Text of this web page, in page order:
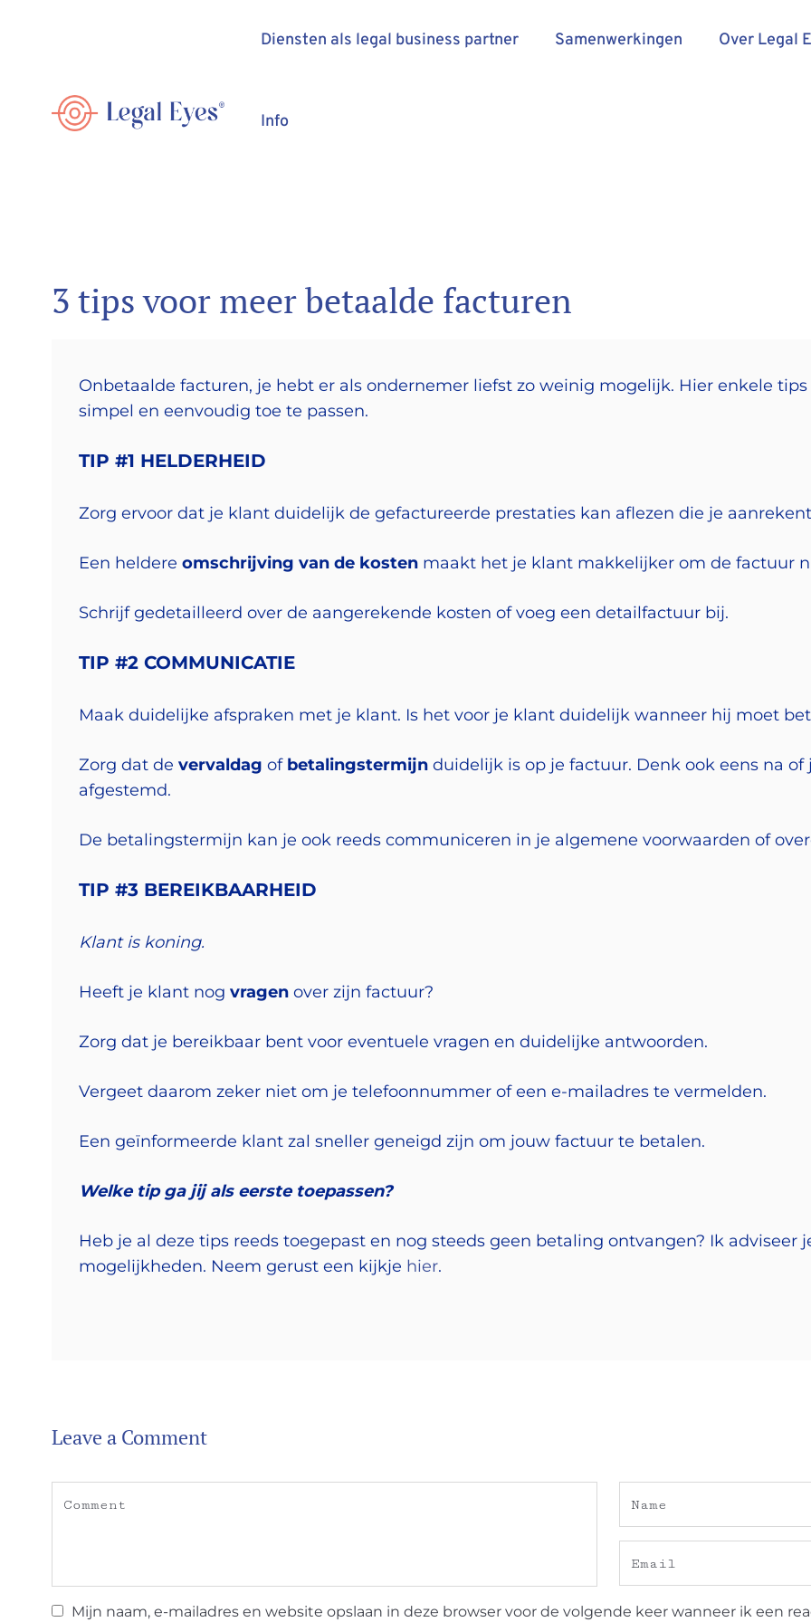
Diensten als legal business partner Samenwerkingen Over Legal
Info
3 tips voor meer betaalde facturen
Onbetaalde facturen, je hebt er als ondernemer liefst zo weinig mogelijk. Hier enkele
simpel en eenvoudig toe te passen.
TIP #1 HELDERHEID
Zorg ervoor dat je klant duidelijk de gefactureerde prestaties kan aflezen die je
Een heldere omschrijving van de kosten maakt het je klant makkelijker om de factuur
Schrijf gedetailleerd over de aangerekende kosten of voeg een detailfactuur bij.
TIP #2 COMMUNICATIE
Maak duidelijke afspraken met je klant. Is het voor je klant duidelijk wanneer hij moet
Zorg dat de vervaldag of betalingstermijn duidelijk is op je factuur. Denk ook eens na
afgestemd.
De betalingstermijn kan je ook reeds communiceren in je algemene voorwaarden of
TIP #3 BEREIKBAARHEID
Klant is koning.
Heeft je klant nog vragen over zijn factuur?
Zorg dat je bereikbaar bent voor eventuele vragen en duidelijke antwoorden.
Vergeet daarom zeker niet om je telefoonnummer of een e-mailadres te vermelden.
Een geïnformeerde klant zal sneller geneigd zijn om jouw factuur te betalen.
Welke tip ga jij als eerste toepassen?
Heb je al deze tips reeds toegepast en nog steeds geen betaling ontvangen? Ik adviseer
mogelijkheden. Neem gerust een kijkje hier.
Leave a Comment
Mijn naam, e-mailadres en website opslaan in deze browser voor de volgende keer wanneer ik een